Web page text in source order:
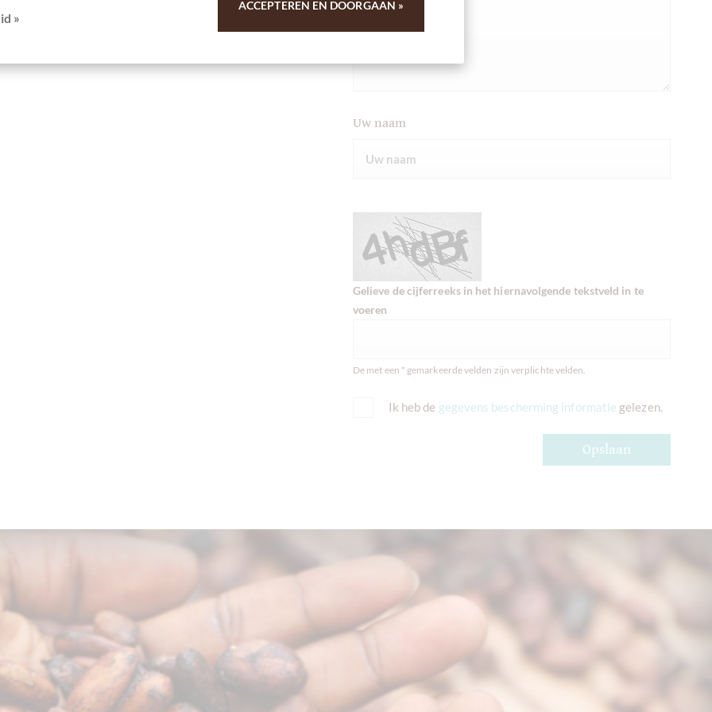
Uw naam
Gelieve de cijferreeks in het hiernavolgende tekstveld in te
voeren
De met een * gemarkeerde velden zijn verplichte velden.
Ik heb de gegevens bescherming informatie gelezen.
Opslaan
»
ACCEPTEREN EN DOORGAAN »